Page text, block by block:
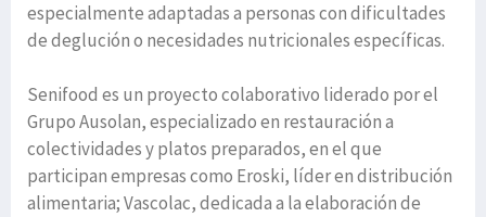
especialmente adaptadas a personas con dificultades
de deglución o necesidades nutricionales específicas.
Senifood es un proyecto colaborativo liderado por el
Grupo Ausolan, especializado en restauración a
colectividades y platos preparados, en el que
participan empresas como Eroski, líder en distribución
alimentaria; Vascolac, dedicada a la elaboración de